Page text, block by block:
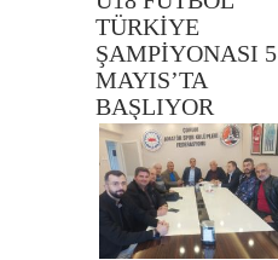
TÜRKİYE
ŞAMPİYONASI 5
MAYIS’TA
BAŞLIYOR